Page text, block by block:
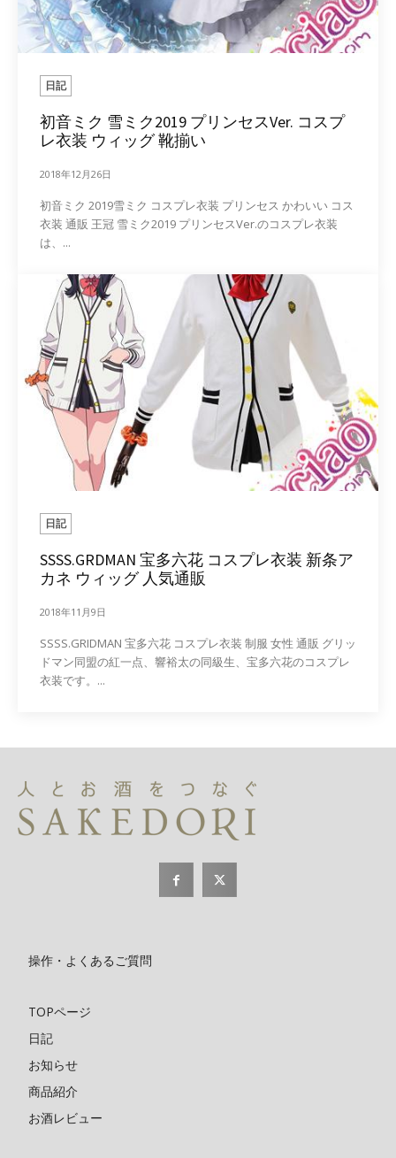
日記
初音ミク 雪ミク2019 プリンセスVer. コスプ
レ衣装 ウィッグ 靴揃い
2018年12月26日
初音ミク 2019雪ミク コスプレ衣装 プリンセス かわいい コス
衣装 通販 王冠 雪ミク2019 プリンセスVer.のコスプレ衣装
は、...
日記
SSSS.GRDMAN 宝多六花 コスプレ衣装 新条ア
カネ ウィッグ 人気通販
2018年11月9日
SSSS.GRIDMAN 宝多六花 コスプレ衣装 制服 女性 通販 グリッ
ドマン同盟の紅一点、響裕太の同級生、宝多六花のコスプレ
衣装です。...
操作・よくあるご質問
TOPページ
日記
お知らせ
商品紹介
お酒レビュー